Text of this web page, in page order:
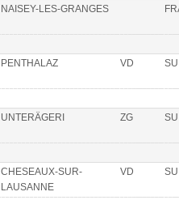
NAISEY-LES-GRANGES
PENTHALAZ VD
UNTERÄGERI ZG
CHESEAUX-SUR-
LAUSANNE
VD